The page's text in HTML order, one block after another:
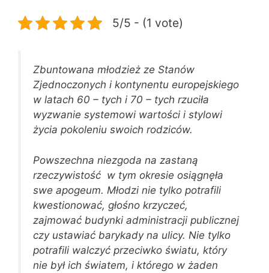
5/5 - (1 vote)
Zbuntowana młodzież ze Stanów
Zjednoczonych i kontynentu europejskiego
w latach 60 – tych i 70 – tych rzuciła
wyzwanie systemowi wartości i stylowi
życia pokoleniu swoich rodziców.
Powszechna niezgoda na zastaną
rzeczywistość w tym okresie osiągnęła
swe apogeum. Młodzi nie tylko potrafili
kwestionować, głośno krzyczeć,
zajmować budynki administracji publicznej
czy ustawiać barykady na ulicy. Nie tylko
potrafili walczyć przeciwko światu, który
nie był ich światem, i którego w żaden